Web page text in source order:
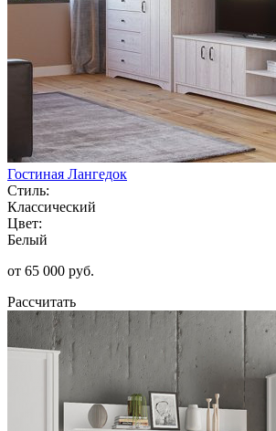
Гостиная Лангедок
Стиль:
Классический
Цвет:
Белый
от 65 000 руб.
Рассчитать